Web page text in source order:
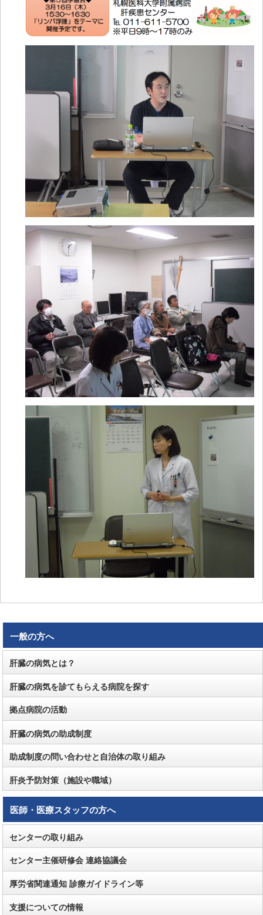
一般の方へ
肝臓の病気とは？
肝臓の病気を診てもらえる病院を探す
拠点病院の活動
肝臓の病気の助成制度
助成制度の問い合わせと自治体の取り組み
肝炎予防対策（施設や職域）
医師・医療スタッフの方へ
センターの取り組み
センター主催研修会 連絡協議会
厚労省関連通知 診療ガイドライン等
支援についての情報